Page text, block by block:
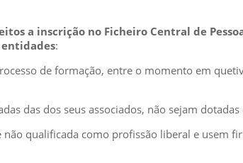
a inscrição no Ficheiro Central de
:
de formação, entre o momento em
das dos seus associados, não sejam
qualificada como profissão liberal e usem